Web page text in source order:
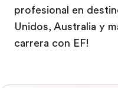
profesional en
Unidos, Australia y
carrera con EF!